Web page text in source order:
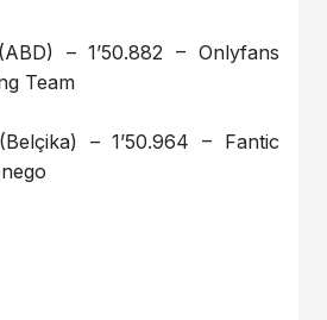
– 1’50.882 – Onlyfans
Team
– 1’50.964 – Fantic